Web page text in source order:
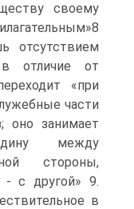
своему
отсутствием
отличие от
«при
части
оно занимает
между
стороны,
- с другой» 9.
в